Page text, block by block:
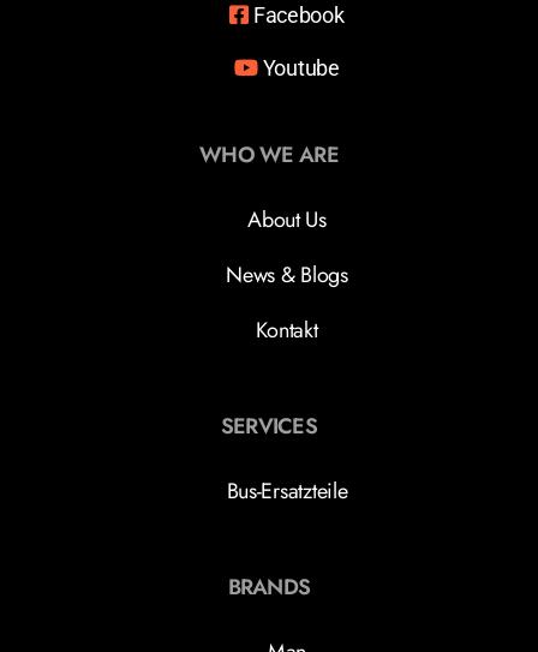
Facebook
Youtube
WHO WE ARE
About Us
News & Blogs
Kontakt
SERVICES
Bus-Ersatzteile
BRANDS